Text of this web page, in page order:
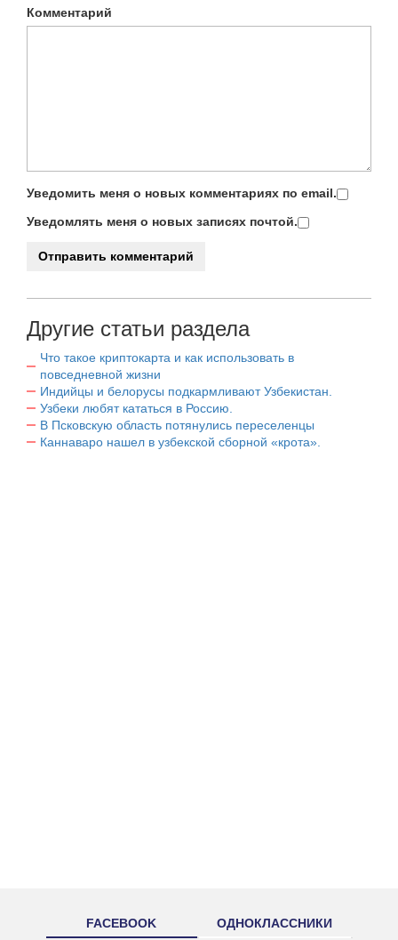
Комментарий
Уведомить меня о новых комментариях по email.
Уведомлять меня о новых записях почтой.
Другие статьи раздела
Что такое криптокарта и как использовать в
повседневной жизни
Индийцы и белорусы подкармливают Узбекистан.
Узбеки любят кататься в Россию.
В Псковскую область потянулись переселенцы
Каннаваро нашел в узбекской сборной «крота».
FACEBOOK ОДНОКЛАССНИКИ